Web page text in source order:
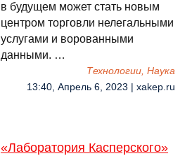
в будущем может стать новым
центром торговли нелегальными
услугами и ворованными
данными. …
Технологии, Наука
13:40, Апрель 6, 2023 | xakep.ru
«Лаборатория Касперского»